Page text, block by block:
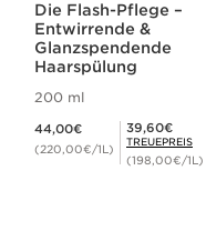
Die Flash-Pflege –
Entwirrende &
Glanzspendende
Haarspülung
200 ml
44,00€
(220,00€/1L)
Mitgliederpreis 39,60€
39,60€
TREUEPREIS
(198,00€/1L)